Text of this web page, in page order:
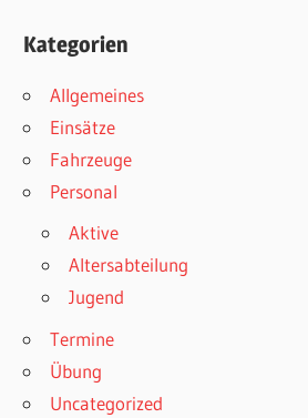
Kategorien
Allgemeines
Einsätze
Fahrzeuge
Personal
Aktive
Altersabteilung
Jugend
Termine
Übung
Uncategorized